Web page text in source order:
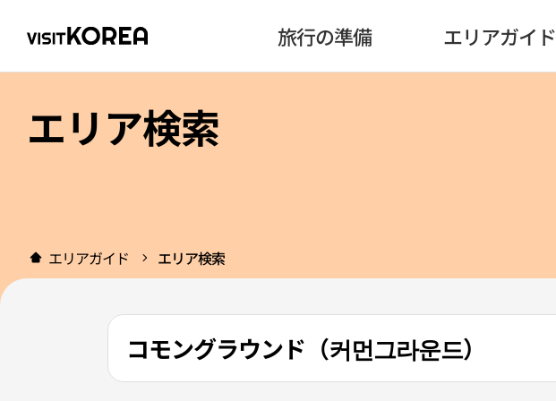
旅行の準備 エリアガイド
エリア検索
エリアガイド エリア検索
コモングラウンド（커먼그라운드）